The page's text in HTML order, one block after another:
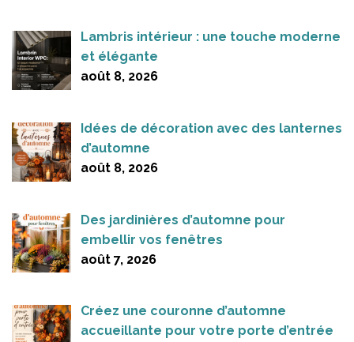
Lambris intérieur : une touche moderne
et élégante
août 8, 2026
Idées de décoration avec des lanternes
d’automne
août 8, 2026
Des jardinières d’automne pour
embellir vos fenêtres
août 7, 2026
Créez une couronne d’automne
accueillante pour votre porte d’entrée